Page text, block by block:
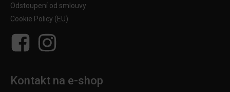
Odstoupení od smlouvy
Cookie Policy (EU)
Kontakt na e-shop